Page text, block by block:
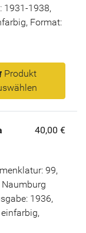
1931-1938,
Format:
Produkt
40,00 €
99,
1936,